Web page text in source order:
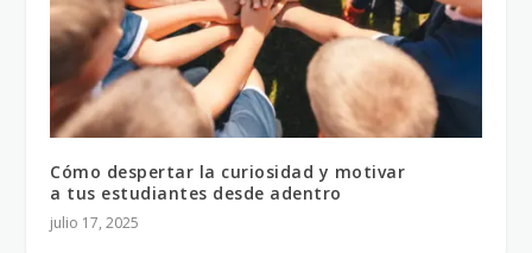
Cómo despertar la curiosidad y motivar
a tus estudiantes desde adentro
julio 17, 2025